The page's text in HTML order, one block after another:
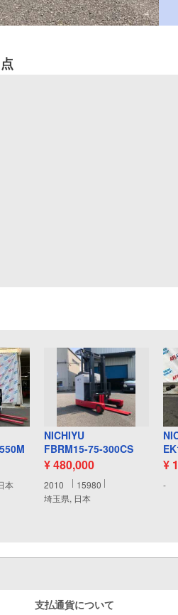
本
NICHIYU
FBRM15-75-300CS
¥ 480,000
2010
15980
埼玉県, 日本
¥
-
支払通貨について